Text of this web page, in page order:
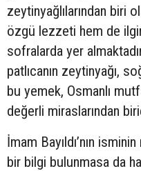
zeytinyağlılarından biri
özgü lezzeti hem de
sofralarda yer
patlıcanın zeytinyağı,
bu yemek, Osmanlı
değerli miraslarından
İmam Bayıldı’nın
bir bilgi bulunmasa da